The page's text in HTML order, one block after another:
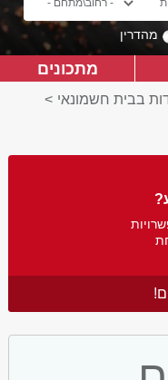
מהדרין
מתכונים
בבית חשמונאי >